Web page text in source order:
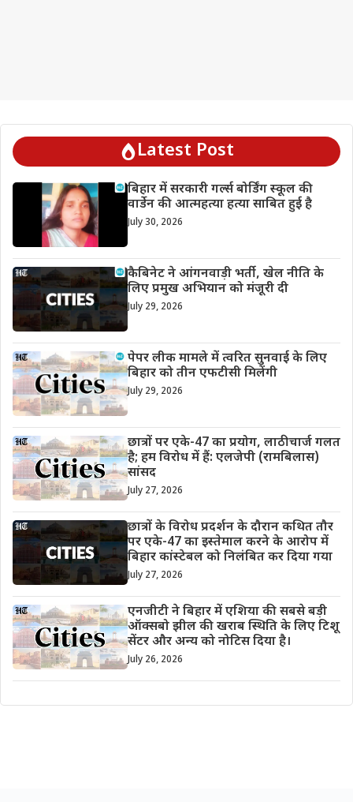
Latest Post
बिहार में सरकारी गर्ल्स बोर्डिंग स्कूल की
वार्डेन की आत्महत्या हत्या साबित हुई है
July 30, 2026
कैबिनेट ने आंगनवाड़ी भर्ती, खेल नीति के
लिए प्रमुख अभियान को मंजूरी दी
July 29, 2026
पेपर लीक मामले में त्वरित सुनवाई के लिए
बिहार को तीन एफटीसी मिलेंगी
July 29, 2026
छात्रों पर एके-47 का प्रयोग, लाठीचार्ज गलत
है; हम विरोध में हैं: एलजेपी (रामबिलास)
सांसद
July 27, 2026
छात्रों के विरोध प्रदर्शन के दौरान कथित तौर
पर एके-47 का इस्तेमाल करने के आरोप में
बिहार कांस्टेबल को निलंबित कर दिया गया
July 27, 2026
एनजीटी ने बिहार में एशिया की सबसे बड़ी
ऑक्सबो झील की खराब स्थिति के लिए टिशू
सेंटर और अन्य को नोटिस दिया है।
July 26, 2026